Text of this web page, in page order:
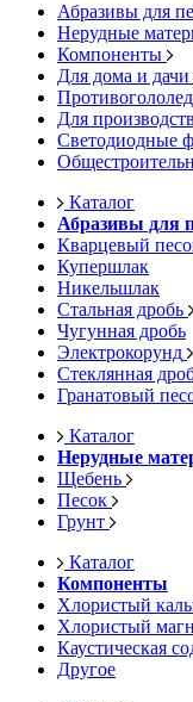
Абразивы для
Нерудные
Компоненты
Для дома и дачи
Для
Светодиодные
Каталог
Абразивы для
Кварцевый
Купершлак
Никельшлак
Стальная дробь
Чугунная дробь
Электрокорунд
Стеклянная
Гранатовый
Каталог
Нерудные
Щебень
Песок
Грунт
Каталог
Компоненты
Хлористый
Хлористый
Каустическая
Другое